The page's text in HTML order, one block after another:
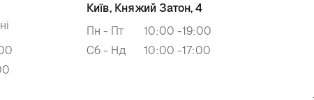
Київ, Княжий Затон, 4
Пн - Пт
10:00 -19:00
Сб - Нд
10:00 -17:00